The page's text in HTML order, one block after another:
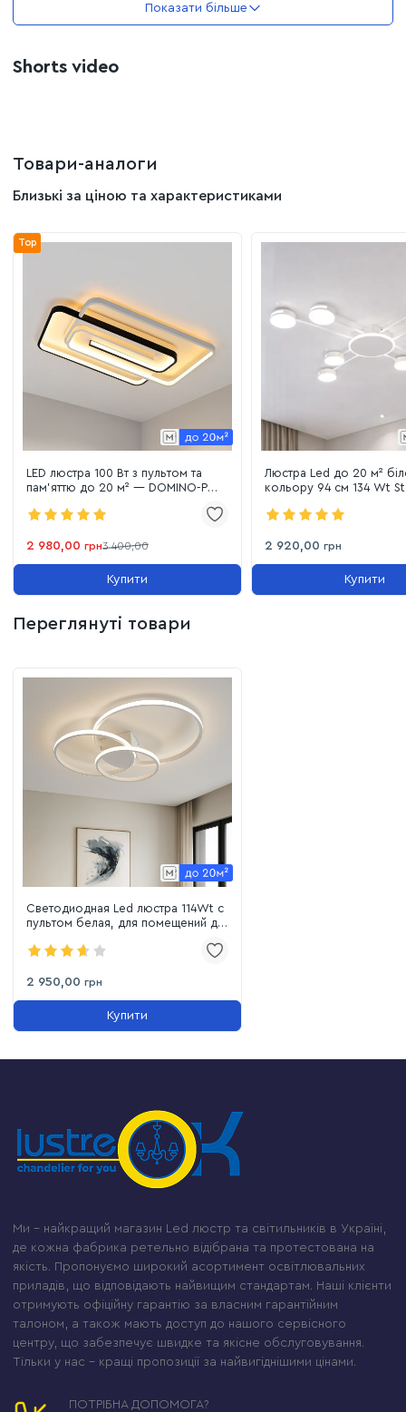
Дитячі кімнати
Показати більше
Shorts video
Товари-аналоги
Близькі за ціною та характеристиками
Top
LED люстра 100 Вт з пультом та
пам'яттю до 20 м² — DOMINO-P
2 980,00 грн3 400,00
Купити
Люстра Led до 20 м² білого
кольору 94 см 134 Wt
2 920,00 грн
Купити
Переглянуті товари
Светодиодная Led люстра 114Wt с
пультом белая, для помещений до
2 950,00 грн
Купити
Ми – найкращий магазин Led люстр та світильників в Україні,
де кожна фабрика ретельно відібрана та протестована на
якість. Пропонуємо широкий асортимент освітлювальних
приладів, що відповідають найвищим стандартам. Наші клієнти
отримують офіційну гарантію за власним гарантійним
талоном, а також мають доступ до нашого сервісного
центру, що забезпечує швидке та якісне обслуговування.
Тільки у нас – кращі пропозиції за найвигіднішими цінами.
ПОТРІБНА ДОПОМОГА?